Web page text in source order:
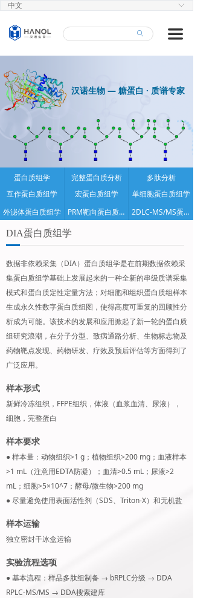
汉诺生物 — 糖蛋白 · 质谱专家
ꄙ
ꀅ
中文
끀
首页
蛋白质组学
修饰蛋白质组学
生物药分析
技术平台
人才招聘
DIA蛋白质组学
数据非依赖采集（DIA）蛋白质组学是在前期数据依赖采
集蛋白质组学基础上发展起来的一种全新的串级质谱采集
模式和蛋白质定性定量方法；对细胞和组织蛋白质组样本
生成永久性数字蛋白质组图，使得高度可重复的回顾性分
析成为可能。该技术的发展和应用掀起了新一轮的蛋白质
组研究浪潮，在分子分型、致病通路分析、生物标志物及
药物靶点发现、药物研发、疗效及预后评估等方面得到了
广泛应用。
样本形式
新鲜冷冻组织，FFPE组织，体液（血浆血清、尿液），
细胞，完整蛋白
样本要求
● 样本量：动物组织>1 g；植物组织>200 mg；血液样本
>1 mL（注意用EDTA防凝）；血清>0.5 mL；尿液>2
mL；细胞>5×10^7；酵母/微生物>200 mg
● 尽量避免使用表面活性剂（SDS、Triton-X）和无机盐
样本运输
独立密封干冰盒运输
实验流程选项
● 基本流程：样品多肽组制备 → bRPLC分级 → DDA
RPLC-MS/MS → DDA搜索建库
蛋白质组学 完整蛋白质分析
多肽分析
互作蛋白质组学
宏蛋白质组学
单细胞蛋白质组学
外泌体蛋白质组学
PRM靶向蛋白质组学 2DLC-MS/MS蛋白质组学